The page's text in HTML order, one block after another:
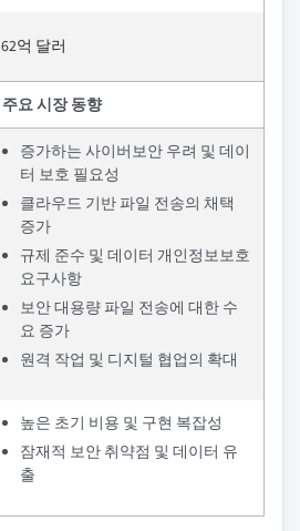
62억 달러
주요 시장 동향
증가하는 사이버보안 우려 및 데이
터 보호 필요성
클라우드 기반 파일 전송의 채택
증가
규제 준수 및 데이터 개인정보보호
요구사항
보안 대용량 파일 전송에 대한 수
요 증가
원격 작업 및 디지털 협업의 확대
높은 초기 비용 및 구현 복잡성
잠재적 보안 취약점 및 데이터 유
출